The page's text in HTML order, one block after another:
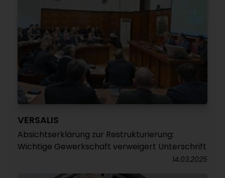
VERSALIS
Absichtserklärung zur Restrukturierung:
Wichtige Gewerkschaft verweigert Unterschrift
14.03.2025